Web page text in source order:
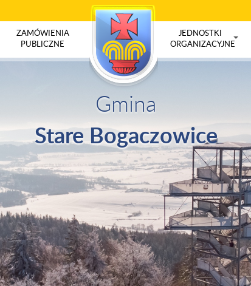
ZAMÓWIENIA
PUBLICZNE
JEDNOSTKI
ORGANIZACYJNE
Gmina
Stare Bogaczowice